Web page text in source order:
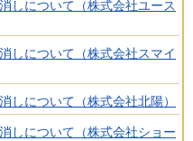
しについて（株式会社ユース
しについて（株式会社スマイ
しについて（株式会社北陽）
しについて（株式会社ショー